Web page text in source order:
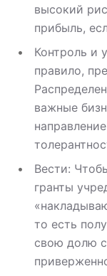
высокий
прибыль,
Контроль и
правило,
важные
Вести:
гранты
то есть
свою долю